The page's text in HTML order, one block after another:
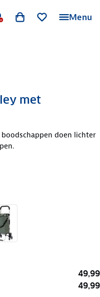
Menu
met
doen lichter
49,99
49,99